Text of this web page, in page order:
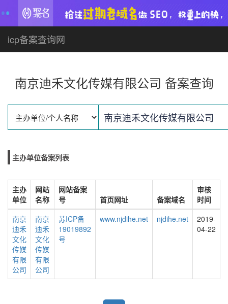
icp备案查询网
南京迪禾文化传媒有限公司 备案查询
主办单位备案列表
主办
单位
网站
名称
网站备案
号
首页网址 备案域名
审核
时间
南京
迪禾
文化
传媒
有限
公司
南京
迪禾
文化
传媒
有限
公司
苏ICP备
19019892
号
www.njdihe.net njdihe.net
2019-
04-22